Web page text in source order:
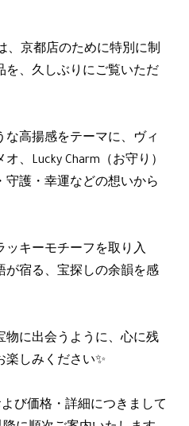
、京都店のために特別に制
を、久しぶりにご覧いただ
高揚感をテーマに、ヴィ
、Lucky Charm（お守り）
守護・幸運などの想いから
ッキーモチーフを取り入
が宿る、宝探しの余韻を感
物に出会うように、心に残
楽しみください✨
び価格・詳細につきまして